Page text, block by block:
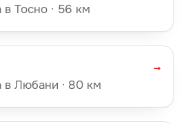
Тосно · 56 км
Любани · 80 км
→